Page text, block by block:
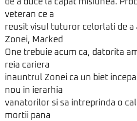
de a duce la capat misiunea.
veteran ce a
reusit visul tuturor celorlati de a
Zonei, Marked
One trebuie acum ca, datorita
reia cariera
inauntrul Zonei ca un biet
nou in ierarhia
vanatorilor si sa intreprinda o
mortii pana